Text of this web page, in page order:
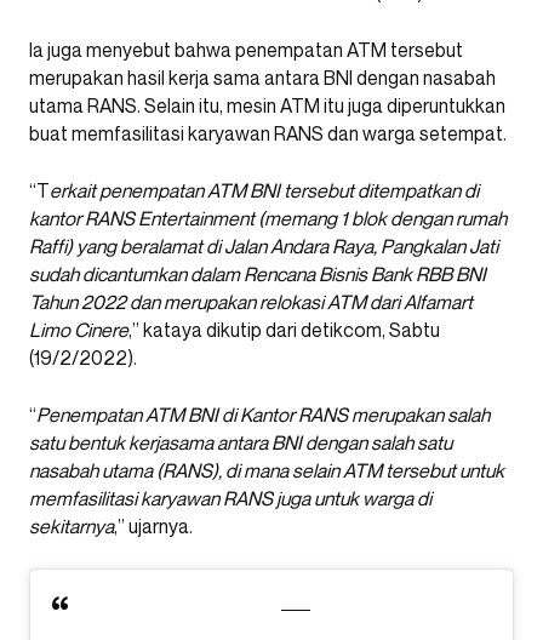
Ia juga menyebut bahwa penempatan ATM tersebut
merupakan hasil kerja sama antara BNI dengan nasabah
utama RANS. Selain itu, mesin ATM itu juga diperuntukkan
buat memfasilitasi karyawan RANS dan warga setempat.
“Terkait penempatan ATM BNI tersebut ditempatkan di
kantor RANS Entertainment (memang 1 blok dengan rumah
Raffi) yang beralamat di Jalan Andara Raya, Pangkalan Jati
sudah dicantumkan dalam Rencana Bisnis Bank RBB BNI
Tahun 2022 dan merupakan relokasi ATM dari Alfamart
Limo Cinere,” kataya dikutip dari detikcom, Sabtu
(19/2/2022).
“Penempatan ATM BNI di Kantor RANS merupakan salah
satu bentuk kerjasama antara BNI dengan salah satu
nasabah utama (RANS), di mana selain ATM tersebut untuk
memfasilitasi karyawan RANS juga untuk warga di
sekitarnya,” ujarnya.